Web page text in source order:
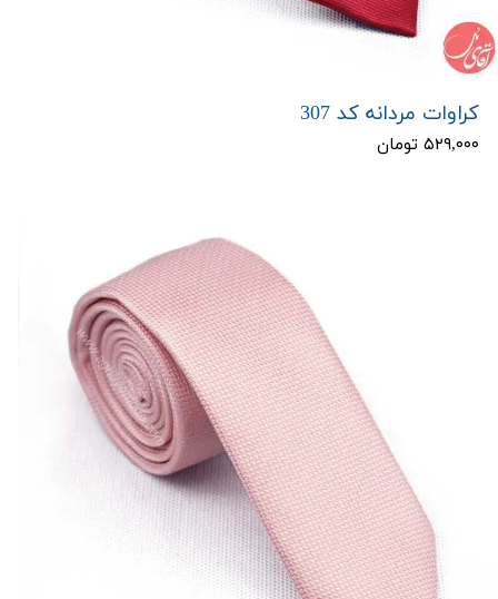
کراوات مردانه کد 307
۵۲۹,۰۰۰ تومان